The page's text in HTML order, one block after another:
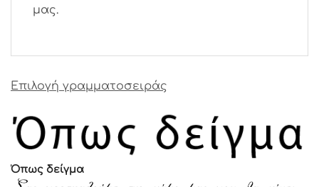
μας.
Επιλογή γραμματοσειράς
Όπως δείγμα